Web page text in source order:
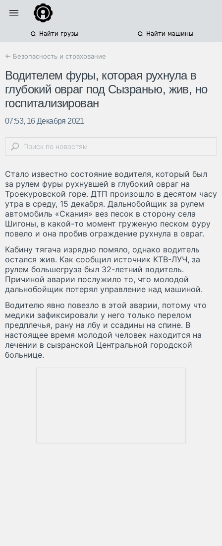
Найти грузы Найти машины
← Безопасность и страхование
Водителем фуры, которая рухнула в
глубокий овраг под Сызранью, жив, но
госпитализирован
07:53, 16 Декабря 2021
Стало известно состояние водителя, который был
за рулем фуры рухнувшей в глубокий овраг на
Троекуровской горе. ДТП произошло в десятом часу
утра в среду, 15 декабря. Дальнобойщик за рулем
автомобиль «Скания» вез песок в сторону села
Шигоны, в какой-то момент груженую песком фуру
повело и она пробив ограждение рухнула в овраг.
Кабину тягача изрядно помяло, однако водитель
остался жив. Как сообщил источник КТВ-ЛУЧ, за
рулем большегруза был 32-летний водитель.
Причиной аварии послужило то, что молодой
дальнобойщик потерял управление над машиной.
Водителю явно повезло в этой аварии, потому что
медики зафиксировали у него только перелом
предплечья, рану на лбу и ссадины на спине. В
настоящее время молодой человек находится на
лечении в сызранской Центральной городской
больнице.